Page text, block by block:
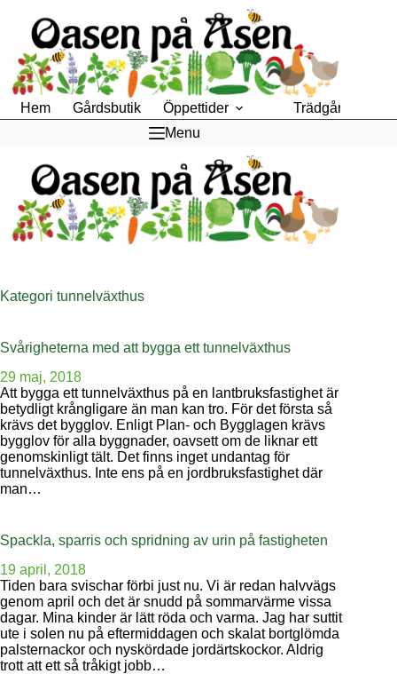
innehåll
Hem Gårdsbutik Öppettider Trädgårdsfik
Menu
Kategori tunnelväxthus
Svårigheterna med att bygga ett tunnelväxthus
29 maj, 2018
Att bygga ett tunnelväxthus på en lantbruksfastighet är
betydligt krångligare än man kan tro. För det första så
krävs det bygglov. Enligt Plan- och Bygglagen krävs
bygglov för alla byggnader, oavsett om de liknar ett
genomskinligt tält. Det finns inget undantag för
tunnelväxthus. Inte ens på en jordbruksfastighet där
man…
Spackla, sparris och spridning av urin på fastigheten
19 april, 2018
Tiden bara svischar förbi just nu. Vi är redan halvvägs
genom april och det är snudd på sommarvärme vissa
dagar. Mina kinder är lätt röda och varma. Jag har suttit
ute i solen nu på eftermiddagen och skalat bortglömda
palsternackor och nyskördade jordärtskockor. Aldrig
trott att ett så tråkigt jobb…